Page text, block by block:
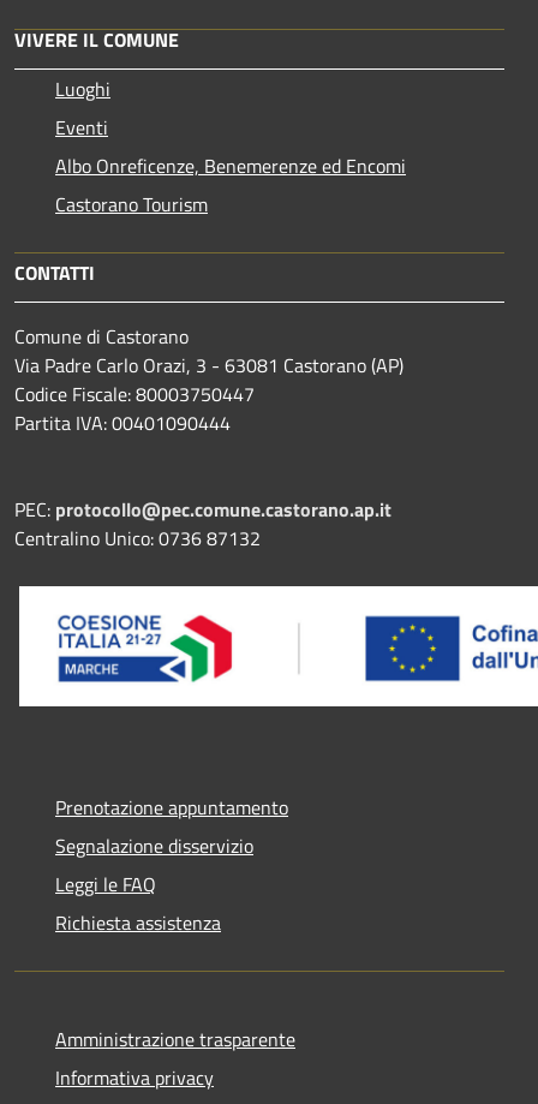
VIVERE IL COMUNE
Luoghi
Eventi
Albo Onreficenze, Benemerenze ed Encomi
Castorano Tourism
CONTATTI
Comune di Castorano
Via Padre Carlo Orazi, 3 - 63081 Castorano (AP)
Codice Fiscale: 80003750447
Partita IVA: 00401090444
PEC: protocollo@pec.comune.castorano.ap.it
Centralino Unico: 0736 87132
Prenotazione appuntamento
Segnalazione disservizio
Leggi le FAQ
Richiesta assistenza
Amministrazione trasparente
Informativa privacy